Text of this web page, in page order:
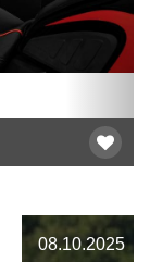
08.10.2025